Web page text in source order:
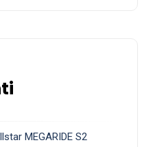
MEGARIDE S2